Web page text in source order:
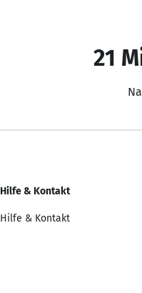
21
Hilfe & Kontakt
Hilfe & Kontakt